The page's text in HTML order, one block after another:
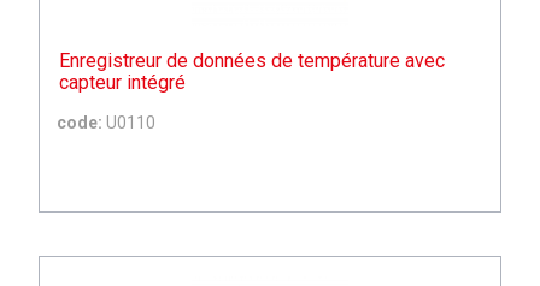
Enregistreur de données de température avec
capteur intégré
code: U0110